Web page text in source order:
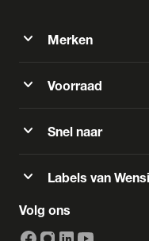
expand_more Merken
expand_more Voorraad
expand_more Snel naar
expand_more Labels van
Volg ons